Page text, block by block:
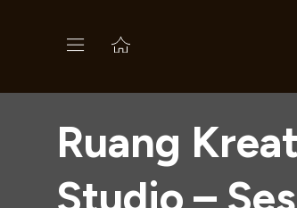
Ruang
Studio –